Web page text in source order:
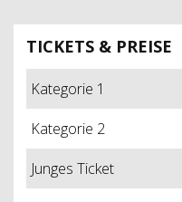
TICKETS & PREISE
Kategorie 1
Kategorie 2
Junges Ticket